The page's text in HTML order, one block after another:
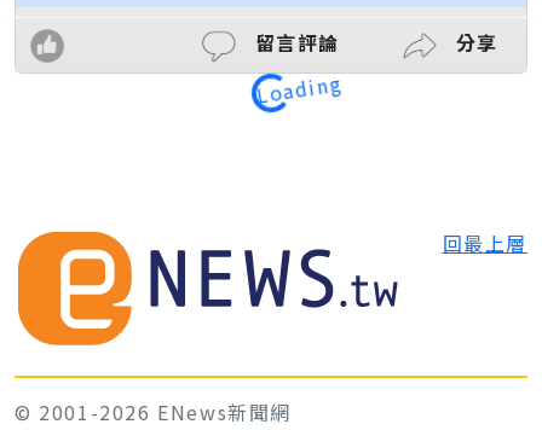
留言評論 分享
Loading
回最上層
© 2001-2026 ENews新聞網